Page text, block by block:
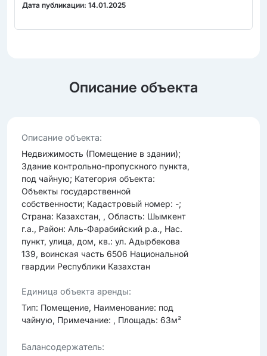
Дата публикации: 14.01.2025
Описание объекта
Опиcание объекта:
Недвижимость (Помещение в здании);
Здание контрольно-пропускного пункта,
под чайную; Категория объекта:
Объекты государственной
собственности; Кадастровый номер: -;
Страна: Казахстан, , Область: Шымкент
г.а., Район: Аль-Фарабийский р.а., Нас.
пункт, улица, дом, кв.: ул. Адырбекова
139, воинская часть 6506 Национальной
гвардии Республики Казахстан
Единица объекта аренды:
Тип: Помещение, Наименование: под
чайную, Примечание: , Площадь: 63м²
Балансодержатель: